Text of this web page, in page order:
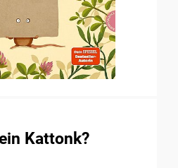
Kattonk?